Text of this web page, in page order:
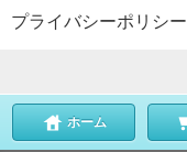
プライバシーポリシー
ホーム